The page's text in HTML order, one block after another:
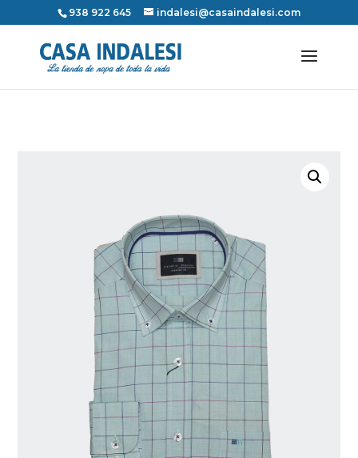
938 922 645 indalesi@casaindalesi.com